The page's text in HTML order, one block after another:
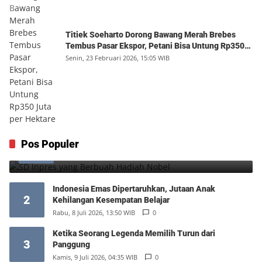
Titiek Soeharto Dorong Bawang Merah Brebes
Tembus Pasar Ekspor, Petani Bisa Untung Rp350
Juta per Hektare
Senin, 23 Februari 2026, 15:05 WIB
Pos Populer
1 SD Inpres yang Berbuah Hadiah Nobel
2
Indonesia Emas Dipertaruhkan, Jutaan Anak
Kehilangan Kesempatan Belajar
Rabu, 8 Juli 2026, 13:50 WIB 0
3
Ketika Seorang Legenda Memilih Turun dari
Panggung
Kamis, 9 Juli 2026, 04:35 WIB 0